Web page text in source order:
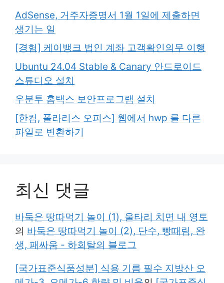
AdSense, 거주자증명서 1월 1일에 제출하면
생기는 일
[경험] 케이뱅크 법인 계좌 고객확인의무 이행
Ubuntu 24.04 Stable & Canary 안드로이드
스튜디오 설치
우분투 홈택스 보안프로그램 설치
[한컴, 폴라리스 오피스] 웹에서 hwp 를 다른
파일로 변환하기
최신 댓글
바둑은 땅따먹기 놀이 (1), 울타리 치면 내 영토
의 바둑은 땅따먹기 놀이 (2), 단수, 빵때림, 완
생, 패싸움 - 하회탈의 블로그
[국가표준식품성분] 식용 기름 필수 지방산 오